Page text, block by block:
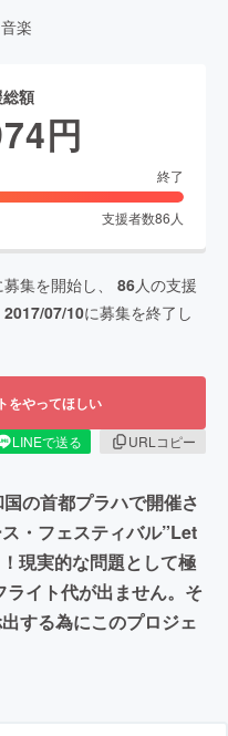
音楽
額
円
終了
支援者数86 人
募集を開始し、 86人の支援
2017/07/10に募集を終了し
をやってほしい
LINEで送る
URLコピー
の首都プラハで開催さ
・フェスティバル”Let
現実的な問題として極
イト代が出ません。そ
する為にこのプロジェ